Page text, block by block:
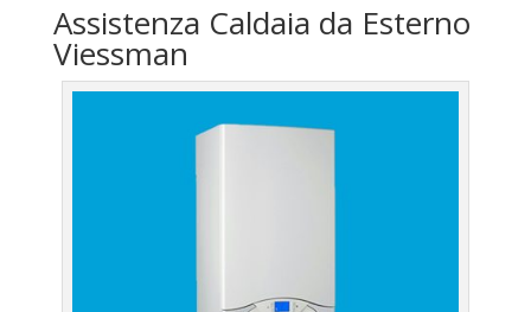
Assistenza Caldaia da Esterno
Viessman